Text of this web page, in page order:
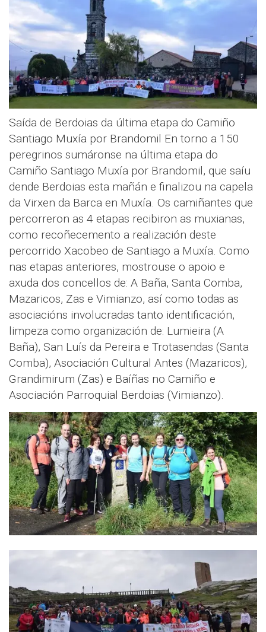
Saída de Berdoias da última etapa do Camiño
Santiago Muxía por Brandomil En torno a 150
peregrinos sumáronse na última etapa do
Camiño Santiago Muxía por Brandomil, que saíu
dende Berdoias esta mañán e finalizou na capela
da Virxen da Barca en Muxía. Os camiñantes que
percorreron as 4 etapas recibiron as muxianas,
como recoñecemento a realización deste
percorrido Xacobeo de Santiago a Muxía. Como
nas etapas anteriores, mostrouse o apoio e
axuda dos concellos de: A Baña, Santa Comba,
Mazaricos, Zas e Vimianzo, así como todas as
asociacións involucradas tanto identificación,
limpeza como organización de: Lumieira (A
Baña), San Luís da Pereira e Trotasendas (Santa
Comba), Asociación Cultural Antes (Mazaricos),
Grandimirum (Zas) e Baíñas no Camiño e
Asociación Parroquial Berdoias (Vimianzo).